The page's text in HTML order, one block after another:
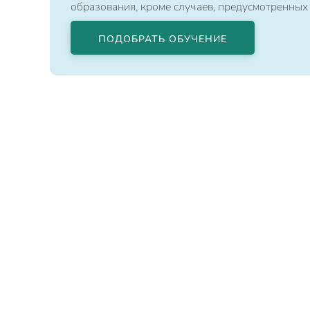
образования, кроме случаев,
ПОДОБРАТЬ ОБУЧЕНИЕ